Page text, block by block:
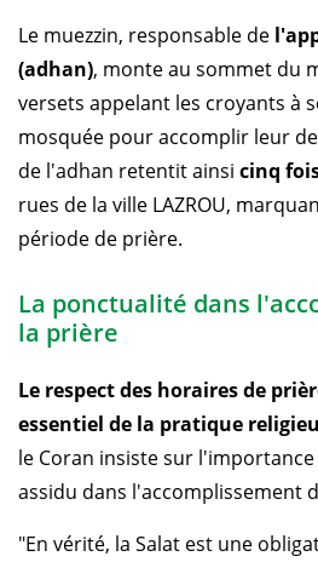
Le muezzin, responsable de
(adhan), monte au sommet du
versets appelant les croyants à
mosquée pour accomplir leur
de l'adhan retentit ainsi cinq
rues de la ville LAZROU,
période de prière.
La ponctualité dans
la prière
Le respect des horaires de
essentiel de la pratique
le Coran insiste sur
assidu dans l'accomplissement
"En vérité, la Salat est une